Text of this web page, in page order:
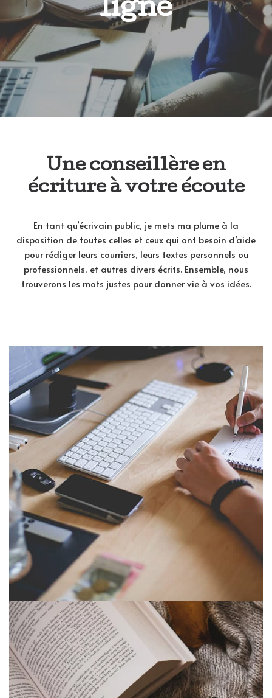
ligne
Une conseillère en
écriture à votre écoute
En tant qu’écrivain public, je mets ma plume à la
disposition de toutes celles et ceux qui ont besoin d’aide
pour rédiger leurs courriers, leurs textes personnels ou
professionnels, et autres divers écrits. Ensemble, nous
trouverons les mots justes pour donner vie à vos idées.